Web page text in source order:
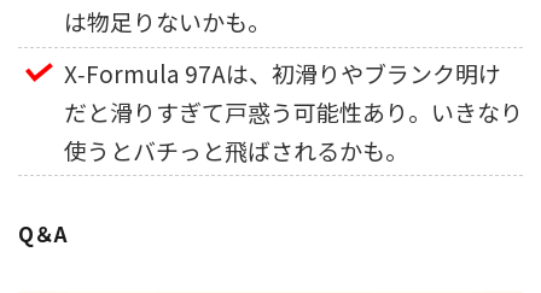
は物足りないかも。
X‑Formula 97Aは、初滑りやブランク明け
だと滑りすぎて戸惑う可能性あり。いきなり
使うとバチっと飛ばされるかも。
Q＆A